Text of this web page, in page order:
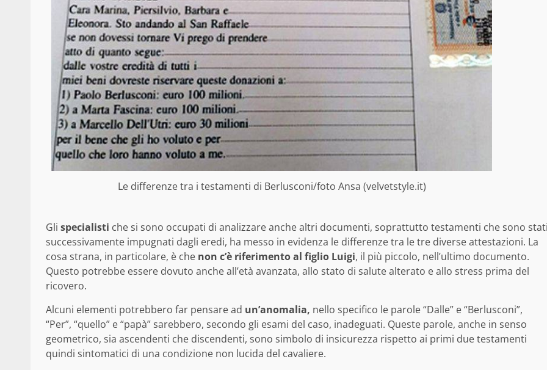
Le differenze tra i testamenti di Berlusconi/foto Ansa (velvetstyle.it)
Gli specialisti che si sono occupati di analizzare anche altri documenti, soprattutto testamenti che sono
successivamente impugnati dagli eredi, ha messo in evidenza le differenze tra le tre diverse attestazioni. La
cosa strana, in particolare, è che non c’è riferimento al figlio Luigi, il più piccolo, nell’ultimo documento.
Questo potrebbe essere dovuto anche all’età avanzata, allo stato di salute alterato e allo stress prima del
ricovero.
Alcuni elementi potrebbero far pensare ad un’anomalia, nello specifico le parole “Dalle” e “Berlusconi”,
“Per”, “quello” e “papà” sarebbero, secondo gli esami del caso, inadeguati. Queste parole, anche in senso
geometrico, sia ascendenti che discendenti, sono simbolo di insicurezza rispetto ai primi due testamenti
quindi sintomatici di una condizione non lucida del cavaliere.